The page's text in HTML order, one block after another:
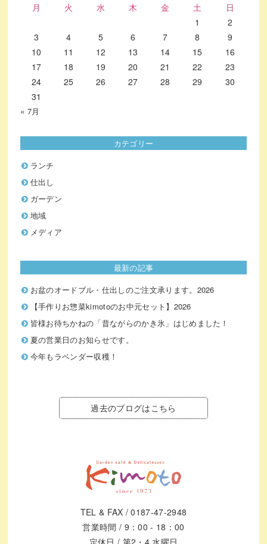
月 火 水 木 金 土
日
1
2
3
4 5 6 7 8
9
10
11 12 13 14 15
16
17
18 19 20 21 22
23
24
25 26 27 28 29
30
31
« 7月
カテゴリー
ランチ
仕出し
ガーデン
地域
メディア
最新の記事
お盆のオードブル・仕出しのご注文承ります。2026
【手作りお惣菜kimotoのお中元セット】2026
皆様お待ちかねの「昔ながらのかき氷」はじめました！
夏の営業日のお知らせです。
今年もラベンダー収穫！
過去のブログはこちら
TEL & FAX / 0187-47-2948
営業時間 / 9：00 - 18：00
定休日 / 第2・4 水曜日